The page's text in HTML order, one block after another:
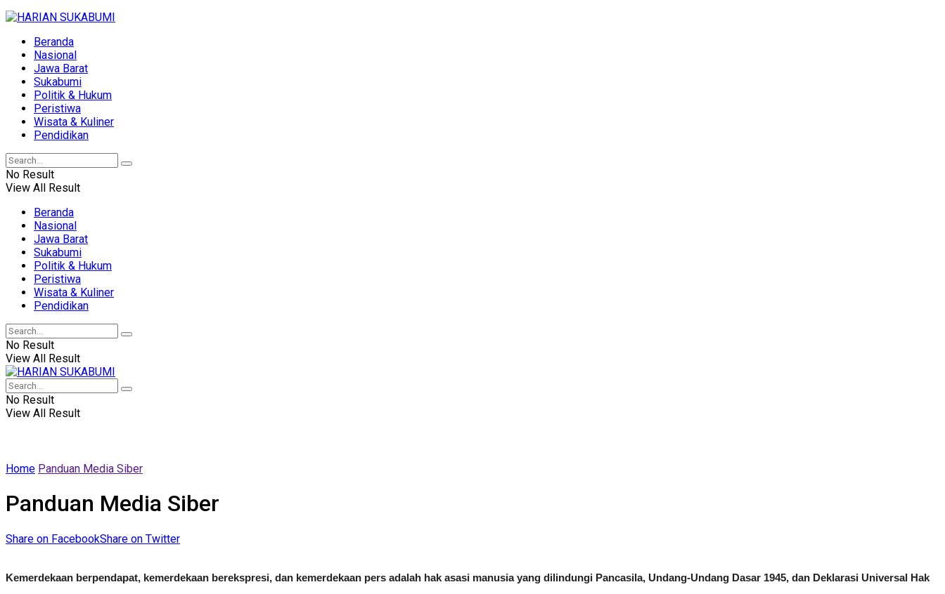
Beranda
Nasional
Jawa Barat
Sukabumi
Politik & Hukum
Peristiwa
Wisata & Kuliner
Pendidikan
No Result
View All Result
Beranda
Nasional
Jawa Barat
Sukabumi
Politik & Hukum
Peristiwa
Wisata & Kuliner
Pendidikan
No Result
View All Result
No Result
View All Result
Home Panduan Media Siber
Panduan Media Siber
Share on FacebookShare on Twitter
Kemerdekaan berpendapat, kemerdekaan berekspresi, dan kemerdekaan pers adalah hak asasi manusia yang dilindungi Pancasila, Undang-Undang Dasar 1945, dan Deklarasi Universal Hak